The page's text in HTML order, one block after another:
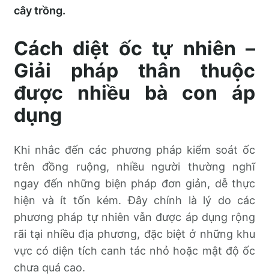
cây trồng.
Cách diệt ốc tự nhiên –
Giải pháp thân thuộc
được nhiều bà con áp
dụng
Khi nhắc đến các phương pháp kiểm soát ốc
trên đồng ruộng, nhiều người thường nghĩ
ngay đến những biện pháp đơn giản, dễ thực
hiện và ít tốn kém. Đây chính là lý do các
phương pháp tự nhiên vẫn được áp dụng rộng
rãi tại nhiều địa phương, đặc biệt ở những khu
vực có diện tích canh tác nhỏ hoặc mật độ ốc
chưa quá cao.